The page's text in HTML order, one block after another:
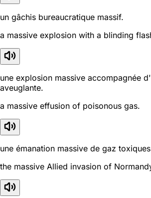
un gâchis bureaucratique massif.
a massive explosion with a blinding
une explosion massive accompagnée
aveuglante.
a massive effusion of poisonous gas.
une émanation massive de gaz
the massive Allied invasion of